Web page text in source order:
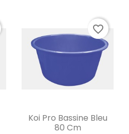
Aperçu rapide
Koi Pro Bassine Bleu
80 Cm
favorite_border